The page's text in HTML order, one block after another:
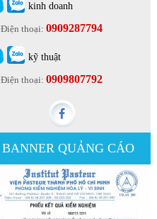
kinh doanh
Điện thoại: 0909287794
kỹ thuật
Điện thoại: 0909807792
BANNER QUẢNG CÁO